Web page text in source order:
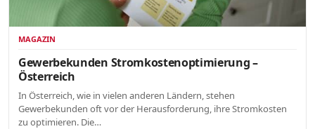
MAGAZIN
Gewerbekunden Stromkostenoptimierung –
Österreich
In Österreich, wie in vielen anderen Ländern, stehen
Gewerbekunden oft vor der Herausforderung, ihre Stromkosten
zu optimieren. Die…